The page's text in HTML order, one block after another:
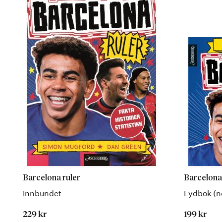
Barcelona ruler
Innbundet
229 kr
Lydbok
199 kr